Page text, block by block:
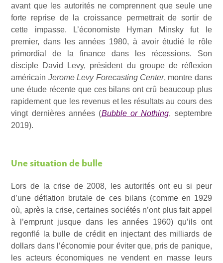
avant que les autorités ne comprennent que seule une
forte reprise de la croissance permettrait de sortir de
cette impasse. L’économiste Hyman Minsky fut le
premier, dans les années 1980, à avoir étudié le rôle
primordial de la finance dans les récessions. Son
disciple David Levy, président du groupe de réflexion
américain Jerome Levy Forecasting Center, montre dans
une étude récente que ces bilans ont crû beaucoup plus
rapidement que les revenus et les résultats au cours des
vingt dernières années (Bubble or Nothing, septembre
2019).
Une situation de bulle
Lors de la crise de 2008, les autorités ont eu si peur
d’une déflation brutale de ces bilans (comme en 1929
où, après la crise, certaines sociétés n’ont plus fait appel
à l’emprunt jusque dans les années 1960) qu’ils ont
regonflé la bulle de crédit en injectant des milliards de
dollars dans l’économie pour éviter que, pris de panique,
les acteurs économiques ne vendent en masse leurs